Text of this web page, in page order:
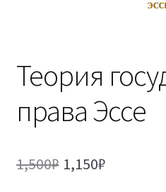
38.04.04 Государственное
Теория
права Эссе
1,500₽ 1,150₽Текущая